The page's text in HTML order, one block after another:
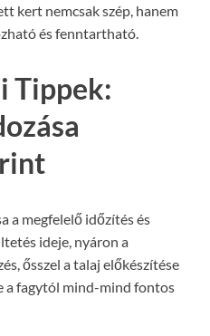
kert nemcsak szép, hanem
és fenntartható.
Tippek:
a megfelelő időzítés és
ideje, nyáron a
ősszel a talaj előkészítése
a fagytól mind-mind fontos